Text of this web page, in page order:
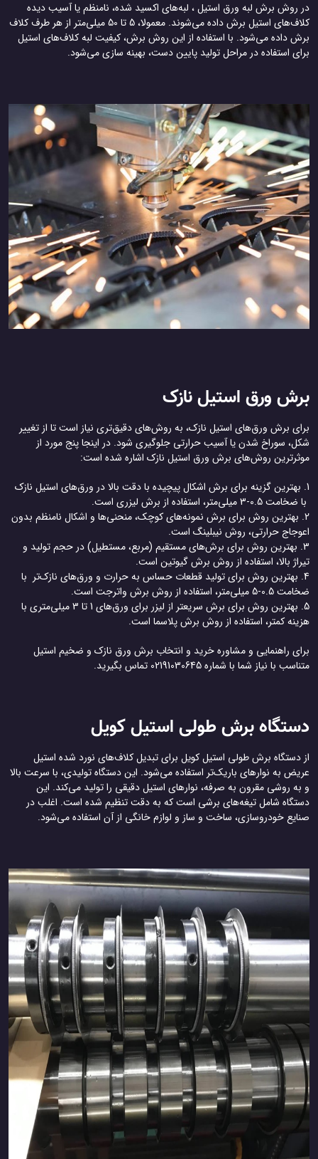
در روش برش لبه ورق استیل ، لبه‌های اکسید شده، نامنظم یا آسیب دیده
کلاف‌های استیل برش داده می‌شوند. معمولا، 5 تا 50 میلی‌متر از هر طرف کلاف
برش داده می‌شود. با استفاده از این روش برش، کیفیت لبه کلاف‌های استیل
برای استفاده در مراحل تولید پایین دست، بهینه سازی می‌شود.
برش ورق استیل نازک
برای برش ورق‌های استیل نازک، به روش‌های دقیق‌تری نیاز است تا از تغییر
شکل، سوراخ شدن یا آسیب حرارتی جلوگیری شود. در اینجا پنج مورد از
موثرترین روش‌های برش ورق استیل نازک اشاره شده است:
1. بهترین گزینه برای برش اشکال پیچیده با دقت بالا در ورق‌های استیل نازک
با ضخامت 0.5-3 میلی‌متر، استفاده از برش لیزری است.
2. بهترین روش برای برش نمونه‌های کوچک، منحنی‌ها و اشکال نامنظم بدون
اعوجاج حرارتی، روش نیبلینگ است.
3. بهترین روش برای برش‌های مستقیم (مربع، مستطیل) در حجم تولید و
تیراژ بالا، استفاده از روش برش گیوتین است.
4. بهترین روش برای تولید قطعات حساس به حرارت و ورق‌های نازک‌تر با
ضخامت 0.5-5 میلی‌متر، استفاده از روش برش واترجت است.
5. بهترین روش برای برش سریعتر از لیزر برای ورق‌های 1 تا 3 میلی‌متری با
هزینه کمتر، استفاده از روش برش پلاسما است.
برای راهنمایی و مشاوره خرید و انتخاب برش ورق نازک و ضخیم استیل
متناسب با نیاز شما با شماره 02191030645 تماس بگیرید.
دستگاه برش طولی استیل کویل
از دستگاه برش طولی استیل کویل برای تبدیل کلاف‌های نورد شده استیل
عریض به نوارهای باریک‌تر استفاده می‌شود. این دستگاه تولیدی، با سرعت بالا
و به روشی مقرون به صرفه، نوارهای استیل دقیقی را تولید می‌کند. این
دستگاه شامل تیغه‌های برشی است که به دقت تنظیم شده است. اغلب در
صنایع خودروسازی، ساخت و ساز و لوازم خانگی از آن استفاده می‌شود.